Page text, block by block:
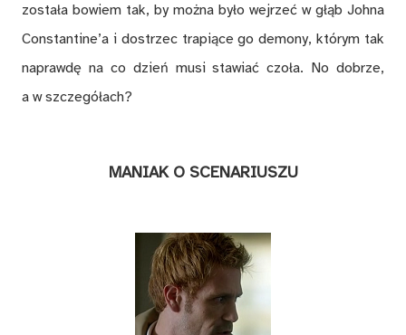
została bowiem tak, by można było wejrzeć w głąb Johna
Constantine’a i dostrzec trapiące go demony, którym tak
naprawdę na co dzień musi stawiać czoła. No dobrze,
a w szczegółach?
MANIAK O SCENARIUSZU